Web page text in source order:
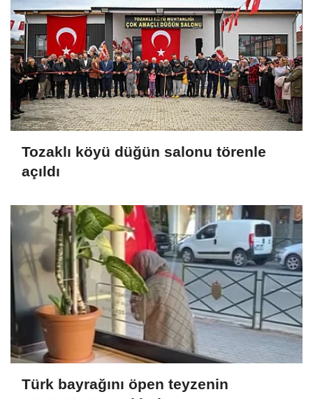
Tozaklı köyü düğün salonu törenle
açıldı
Türk bayrağını öpen teyzenin